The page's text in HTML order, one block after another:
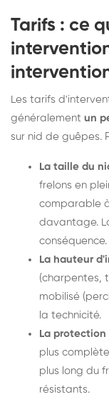
Tarifs : ce
Les tarifs
généralement un
sur nid de guêpes.
La taille du
frelons en
comparable
davantage.
conséquence.
La hauteur
(charpentes,
mobilisé
la technicité.
La
plus
plus long du
résistants.